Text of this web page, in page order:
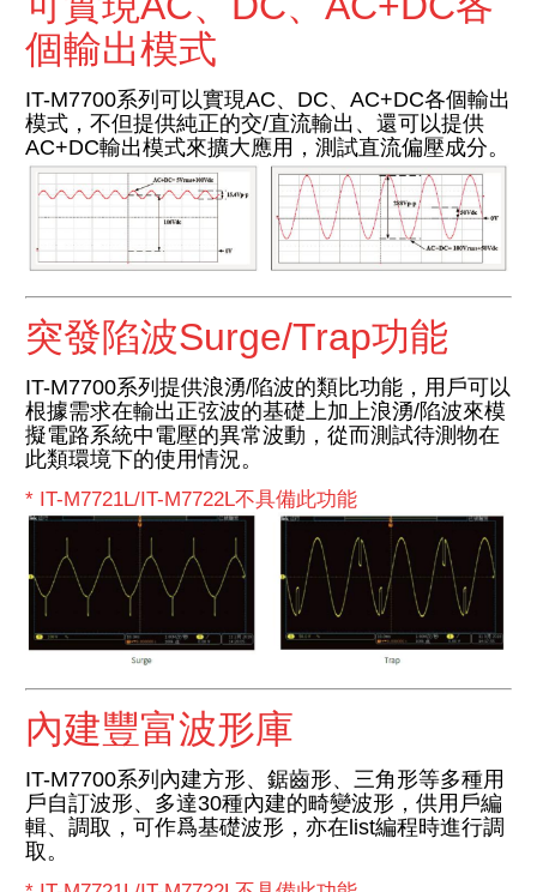
個輸出模式
IT-M7700系列可以實現AC、DC、AC+DC各個輸出
模式，不但提供純正的交/直流輸出、還可以提供
AC+DC輸出模式來擴大應用，測試直流偏壓成分。
突發陷波Surge/Trap功能
IT-M7700系列提供浪湧/陷波的類比功能，用戶可以
根據需求在輸出正弦波的基礎上加上浪湧/陷波來模
擬電路系統中電壓的異常波動，從而測試待測物在
此類環境下的使用情況。
* IT-M7721L/IT-M7722L不具備此功能
內建豐富波形庫
IT-M7700系列內建方形、鋸齒形、三角形等多種用
戶自訂波形、多達30種內建的畸變波形，供用戶編
輯、調取，可作爲基礎波形，亦在list編程時進行調
取。